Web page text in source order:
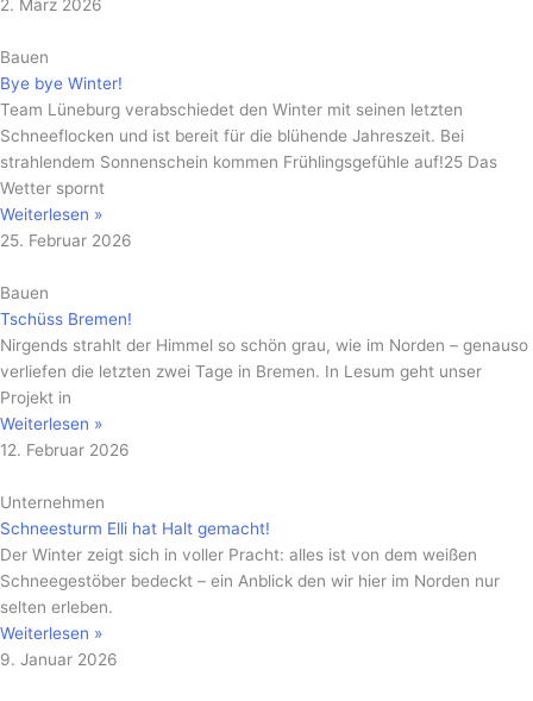
2. März 2026
Bauen
Bye bye Winter!
Team Lüneburg verabschiedet den Winter mit seinen letzten
Schneeflocken und ist bereit für die blühende Jahreszeit. Bei
strahlendem Sonnenschein kommen Frühlingsgefühle auf!25 Das
Wetter spornt
Weiterlesen »
25. Februar 2026
Bauen
Tschüss Bremen!
Nirgends strahlt der Himmel so schön grau, wie im Norden – genauso
verliefen die letzten zwei Tage in Bremen. In Lesum geht unser
Projekt in
Weiterlesen »
12. Februar 2026
Unternehmen
Schneesturm Elli hat Halt gemacht!
Der Winter zeigt sich in voller Pracht: alles ist von dem weißen
Schneegestöber bedeckt – ein Anblick den wir hier im Norden nur
selten erleben.
Weiterlesen »
9. Januar 2026